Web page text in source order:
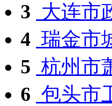
3 大连市
4 瑞金市
5 杭州市
6 包头市